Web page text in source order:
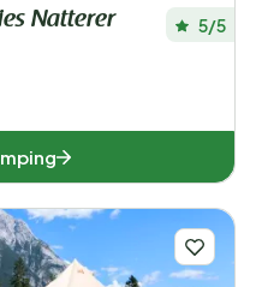
Natterer
5/5